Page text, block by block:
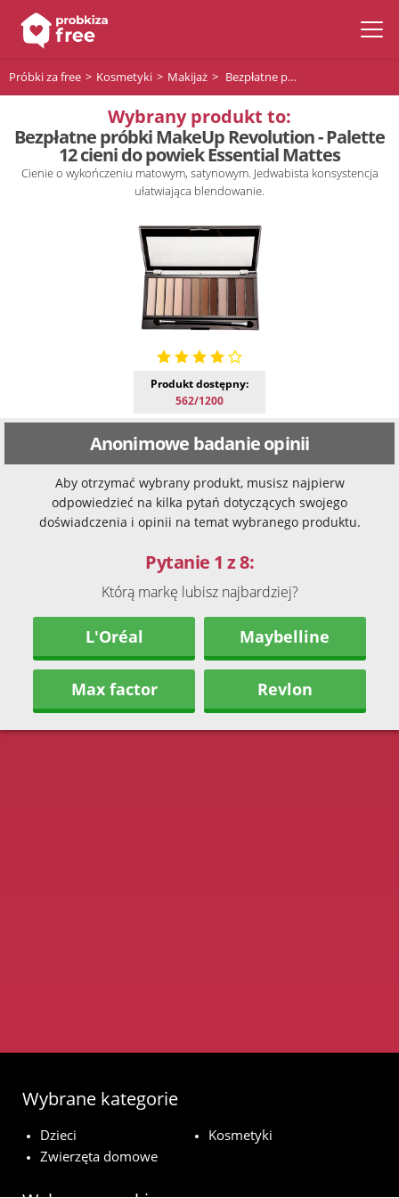
Próbki za free Kosmetyki Makijaż Bezpłatne próbki MakeUp Revolution - Palette 12 cieni do powiek Essential Mattes
Wybrany produkt to:
Bezpłatne próbki MakeUp Revolution - Palette
12 cieni do powiek Essential Mattes
Cienie o wykończeniu matowym, satynowym. Jedwabista konsystencja
ułatwiająca blendowanie.
Produkt dostępny:
562/1200
Anonimowe badanie opinii
Aby otrzymać wybrany produkt, musisz najpierw
odpowiedzieć na kilka pytań dotyczących swojego
doświadczenia i opinii na temat wybranego produktu.
Pytanie 1 z 8:
Którą markę lubisz najbardziej?
L'Oréal Maybelline
Max factor Revlon
Wybrane kategorie
Dzieci
Kosmetyki
Zwierzęta domowe